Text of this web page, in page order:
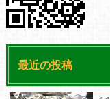
最近の投稿